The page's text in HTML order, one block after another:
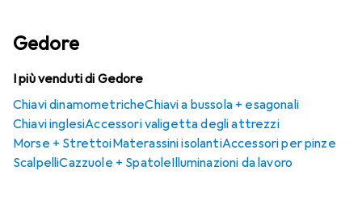
Gedore
I più venduti di Gedore
Chiavi dinamometricheChiavi a bussola + esagonali
Chiavi inglesiAccessori valigetta degli attrezzi
Morse + StrettoiMaterassini isolantiAccessori per pinze
ScalpelliCazzuole + SpatoleIlluminazioni da lavoro